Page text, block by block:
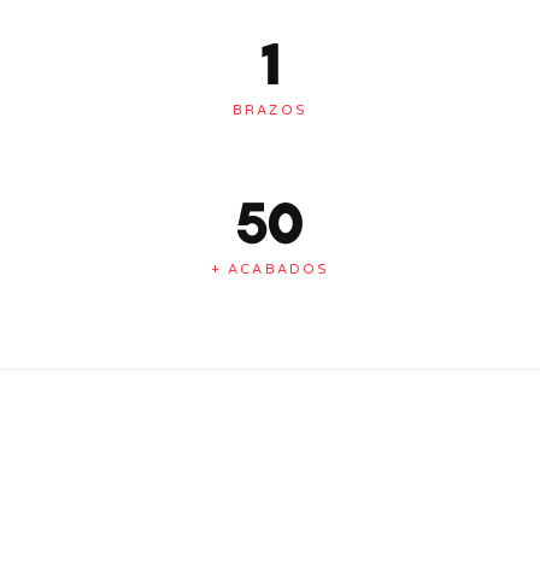
1
BRAZOS
50
+ ACABADOS